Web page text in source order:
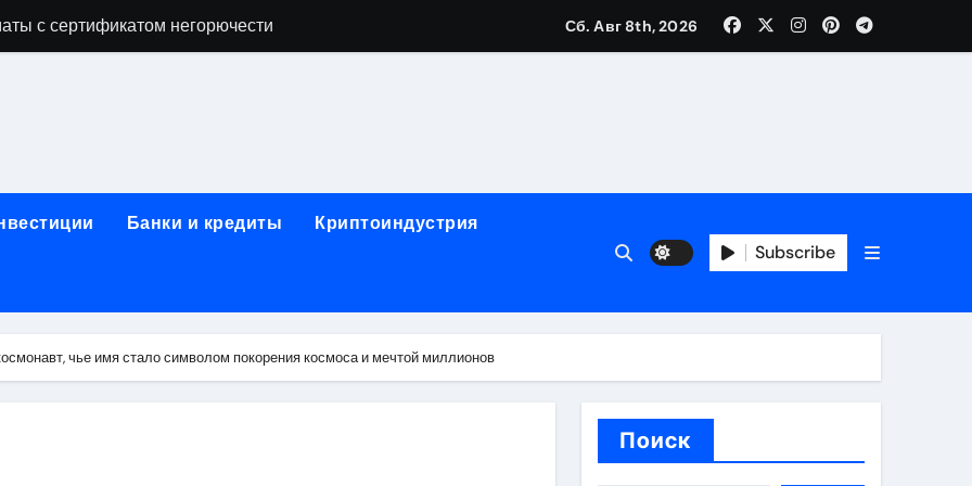
с сертификатом негорючести
и направляющих для конвейерных лент
лотков для хранения электронных компонентов
этапы строительства, проверка застройщика и сценарии оформления сделки
информация о сельскохозяйственных предприятиях
Сб. Авг 8th, 2026
Банки и кредиты Криптоиндустрия
Subscribe
чье имя стало символом покорения космоса и мечтой миллионов
Поиск